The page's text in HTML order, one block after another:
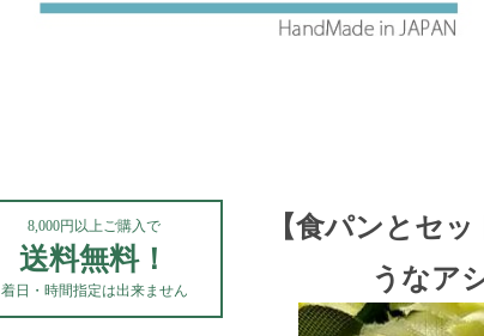
【食パンとセ
うなア
8,000円以上ご購入で
送料無料！
着日・時間指定は出来ません